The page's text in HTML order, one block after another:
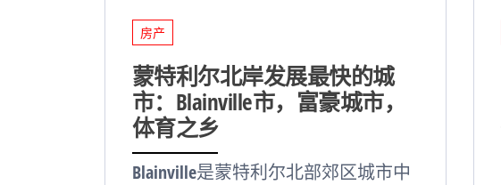
房产
蒙特利尔北岸发展最快的城
市：Blainville市，富豪城市，
体育之乡
Blainville是蒙特利尔北部郊区城市中